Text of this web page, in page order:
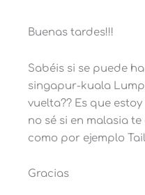
Buenas tardes!!!
Sabéis si se puede
singapur-kuala
vuelta?? Es que
no sé si en malasia
como por ejemplo
Gracias